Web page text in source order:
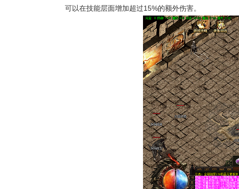
可以在技能层面增加超过15%的额外伤害。